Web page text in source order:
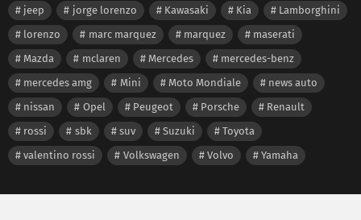
jeep
jorge lorenzo Kawasaki Kia
Lamborghini
lorenzo
marc marquez marquez
maserati
Mazda
mclaren Mercedes
mercedes-benz
mercedes amg
Mini Moto Mondiale
news auto
nissan
Opel Peugeot Porsche
Renault
rossi
sbk suv Suzuki
Toyota
valentino rossi
Volkswagen Volvo Yamaha